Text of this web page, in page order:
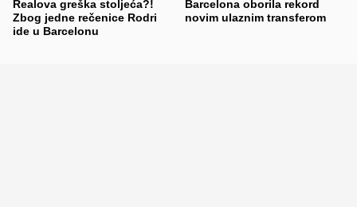
Realova greška stoljeća?!
Zbog jedne rečenice Rodri
ide u Barcelonu
Barcelona oborila rekord
novim ulaznim transferom